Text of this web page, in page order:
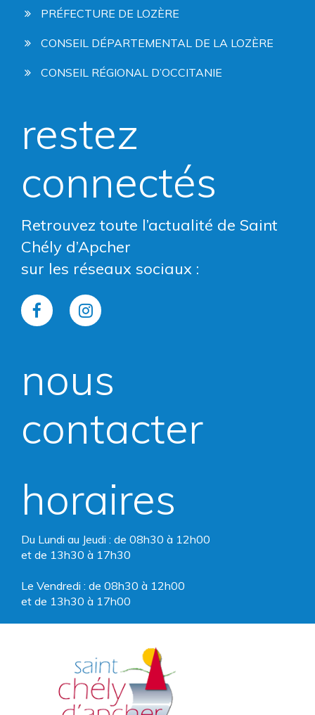
PRÉFECTURE DE LOZÈRE
CONSEIL DÉPARTEMENTAL DE LA LOZÈRE
CONSEIL RÉGIONAL D’OCCITANIE
restez
connectés
Retrouvez toute l’actualité de Saint
Chély d’Apcher
sur les réseaux sociaux :
Lien
le
Facebook
Lien
le
Instagram
nous
contacter
horaires
Du Lundi au Jeudi : de 08h30 à 12h00
et de 13h30 à 17h30
Le Vendredi : de 08h30 à 12h00
et de 13h30 à 17h00